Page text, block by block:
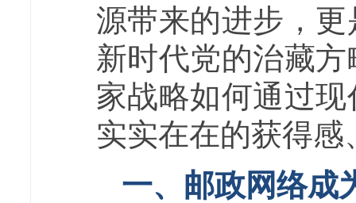
源带来的进步，
新时代党的治藏
家战略如何通过
实实在在的获得
一、邮政网络成